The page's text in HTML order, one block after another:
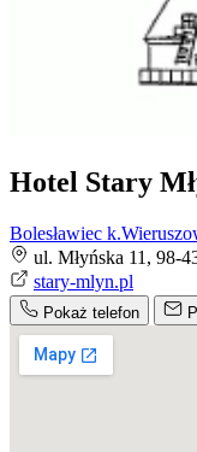
Hotel Stary
Bolesławiec
ul. Młyńska 11, 98-
stary-mlyn.pl
Pokaż telefon